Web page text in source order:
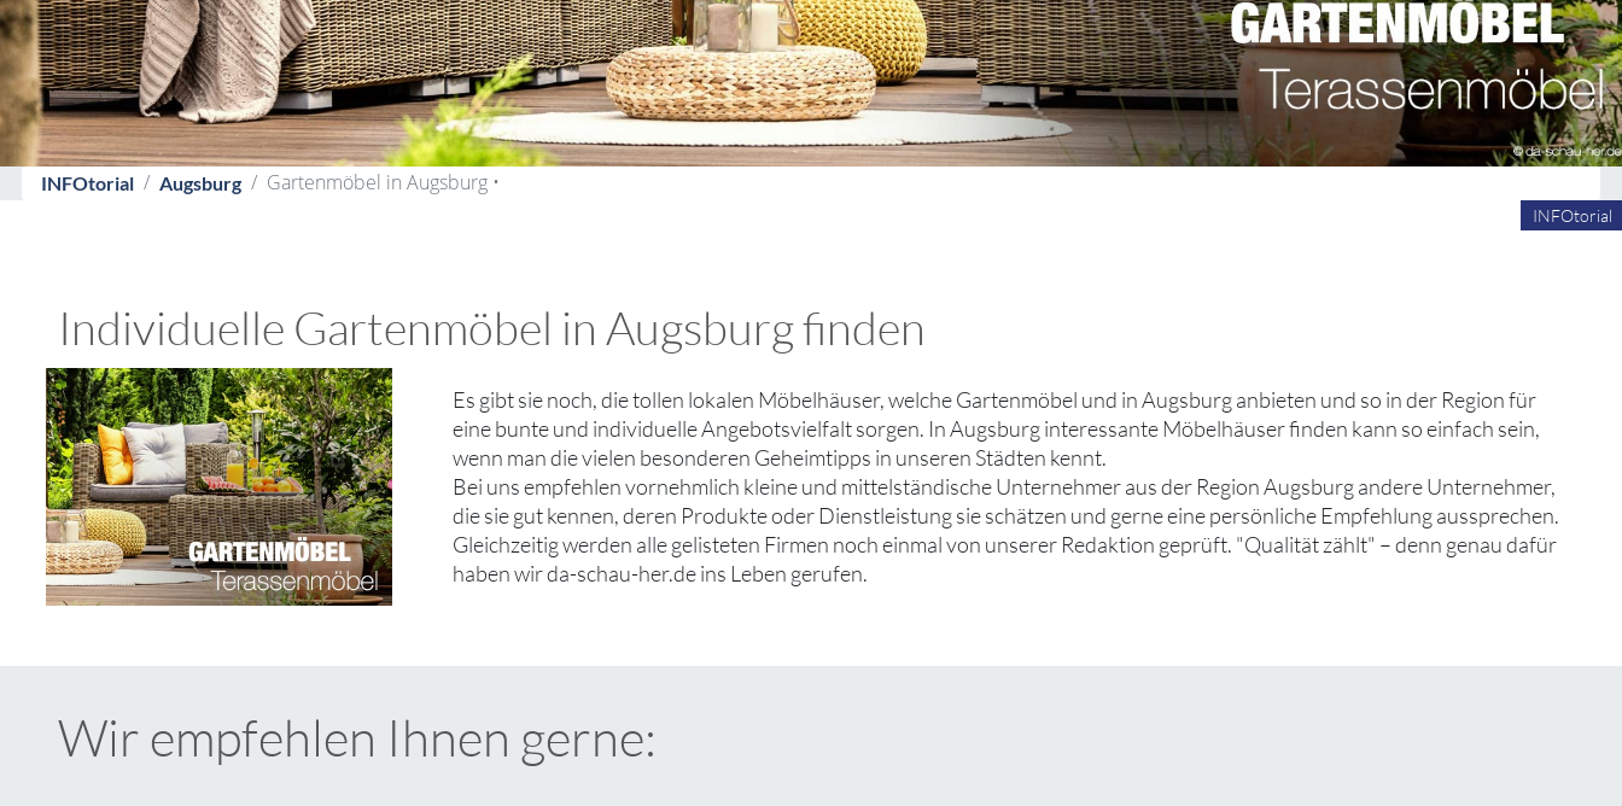
INFOtorial Augsburg Gartenmöbel in Augsburg •
INFOtorial
Individuelle Gartenmöbel in Augsburg finden
Es gibt sie noch, die tollen lokalen Möbelhäuser, welche Gartenmöbel und in Augsburg anbieten und so in der Region für
eine bunte und individuelle Angebotsvielfalt sorgen. In Augsburg interessante Möbelhäuser finden kann so einfach sein,
wenn man die vielen besonderen Geheimtipps in unseren Städten kennt.
Bei uns empfehlen vornehmlich kleine und mittelständische Unternehmer aus der Region Augsburg andere Unternehmer,
die sie gut kennen, deren Produkte oder Dienstleistung sie schätzen und gerne eine persönliche Empfehlung aussprechen.
Gleichzeitig werden alle gelisteten Firmen noch einmal von unserer Redaktion geprüft. "Qualität zählt" – denn genau dafür
haben wir da-schau-her.de ins Leben gerufen.
Wir empfehlen Ihnen gerne: